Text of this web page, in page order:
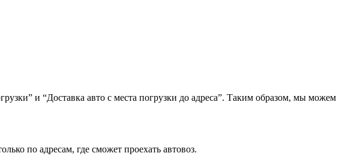
и “Доставка авто с места погрузки до адреса”. Таким образом, мы можем
по адресам, где сможет проехать автовоз.